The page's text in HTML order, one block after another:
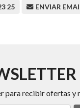
25 ENVIAR
para recibir ofertas y